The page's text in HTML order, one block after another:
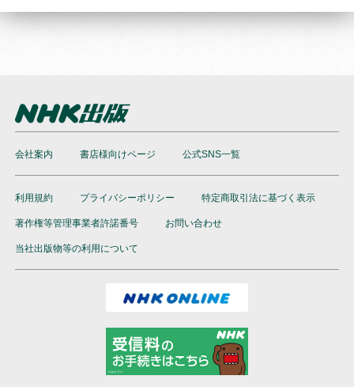
会社案内 書店様向けページ 公式SNS一覧
利用規約 プライバシーポリシー 特定商取引法に基づく表示
著作権等管理事業者許諾番号 お問い合わせ
当社出版物等の利用について